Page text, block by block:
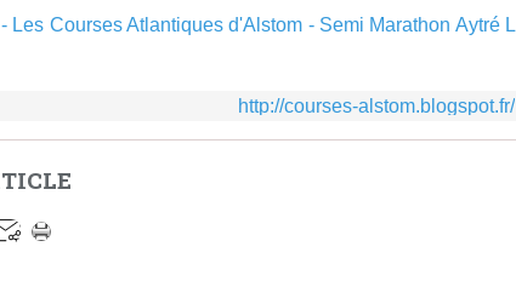
http://courses-alstom.blogspot.fr/